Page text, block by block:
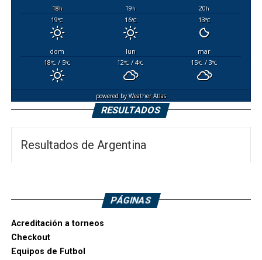
18h 19h 20h
19°C 16°C 13°C
dom lun
mar
18°C/ 5°C 12°C / 4°C 15°C / 3°C
powered byWeather Atlas
RESULTADOS
Resultados de Argentina
PÁGINAS
Acreditación a torneos
Checkout
Equipos de Futbol